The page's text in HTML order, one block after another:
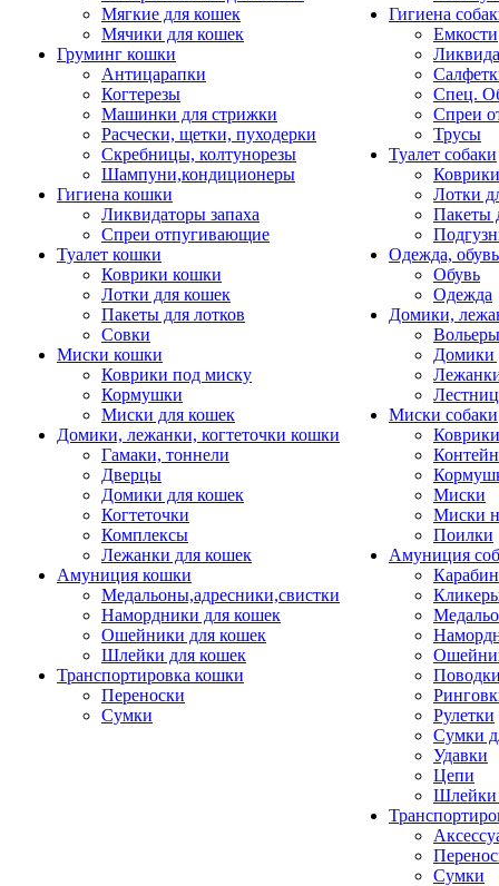
Мягкие для кошек
Мячики для кошек
Груминг кошки
Антицарапки
Когтерезы
Машинки для стрижки
Расчески, щетки, пуходерки
Скребницы, колтунорезы
Шампуни,кондиционеры
Гигиена кошки
Ликвидаторы запаха
Спреи отпугивающие
Туалет кошки
Коврики кошки
Лотки для кошек
Пакеты для лотков
Совки
Миски кошки
Коврики под миску
Кормушки
Миски для кошек
Домики, лежанки, когтеточки кошки
Гамаки, тоннели
Дверцы
Домики для кошек
Когтеточки
Комплексы
Лежанки для кошек
Амуниция кошки
Медальоны,адресники,свистки
Намордники для кошек
Ошейники для кошек
Шлейки для кошек
Транспортировка кошки
Переноски
Сумки
Гигиена
Емкости
Спец.
Спреи
Трусы
Туалет собаки
Коврики
Лотки
Пакеты
Одежда, обувь
Обувь
Одежда
Домики,
Домики
Миски собаки
Миски
Миски
Поилки
Амуниция
Рулетки
Сумки
Удавки
Цепи
Шлейки
Сумки